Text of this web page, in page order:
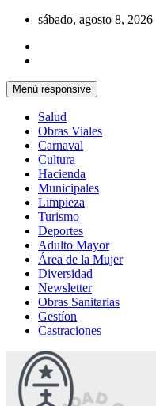
Saltar
contenido
sábado, agosto 8, 2026
Menú responsive
Salud
Obras Viales
Carnaval
Cultura
Hacienda
Municipales
Limpieza
Turismo
Deportes
Adulto Mayor
Área de la Mujer
Diversidad
Newsletter
Obras Sanitarias
Gestíon
Castraciones